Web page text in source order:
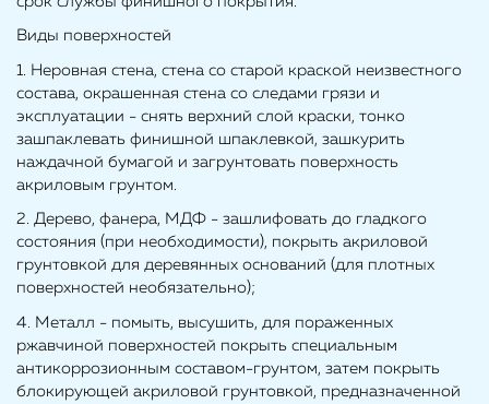
Виды поверхностей
1. Неровная стена, стена со старой краской неизвестного
состава, окрашенная стена со следами грязи и
эксплуатации - снять верхний слой краски, тонко
зашпаклевать финишной шпаклевкой, зашкурить
наждачной бумагой и загрунтовать поверхность
акриловым грунтом.
2. Дерево, фанера, МДФ - зашлифовать до гладкого
состояния (при необходимости), покрыть акриловой
грунтовкой для деревянных оснований (для плотных
поверхностей необязательно);
4. Металл - помыть, высушить, для пораженных
ржавчиной поверхностей покрыть специальным
антикоррозионным составом-грунтом, затем покрыть
блокирующей акриловой грунтовкой, предназначенной